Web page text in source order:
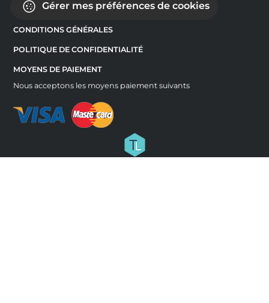
Gérer mes préférences de cookies
CONDITIONS GÉNÉRALES
POLITIQUE DE CONFIDENTIALITÉ
MOYENS DE PAIEMENT
Nous acceptons les moyens paiement suivants